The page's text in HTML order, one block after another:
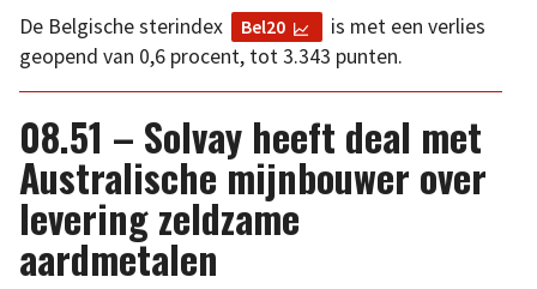
De Belgische sterindex Bel20
is met een verlies
geopend van 0,6 procent, tot 3.343 punten.
08.51 – Solvay heeft deal met
Australische mijnbouwer over
levering zeldzame
aardmetalen